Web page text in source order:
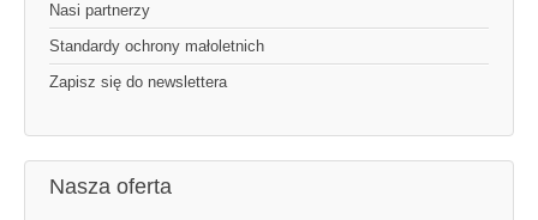
Nasi partnerzy
Standardy ochrony małoletnich
Zapisz się do newslettera
Nasza oferta